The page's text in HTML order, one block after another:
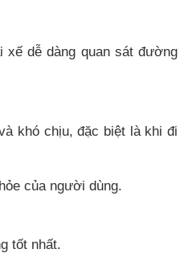
dễ dàng quan sát đường
khó chịu, đặc biệt là khi đi
của người dùng.
tốt nhất.